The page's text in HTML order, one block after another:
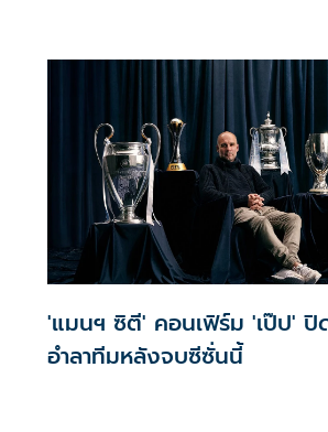
'แมนฯ ซิตี' คอนเฟิร์ม 'เป๊ป' ปิ
อำลาทีมหลังจบซีซั่นนี้